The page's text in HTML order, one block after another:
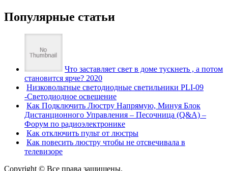
Популярные статьи
Что заставляет свет в доме тускнеть , а потом
становится ярче? 2020
Низковольтные светодиодные светильники PLI-09
-Светодиодное освещение
Как Подключить Люстру Напрямую, Минуя Блок
Дистанционного Управления – Песочница (Q&A) –
Форум по радиоэлектронике
Как отключить пульт от люстры
Как повесить люстру чтобы не отсвечивала в
телевизоре
Copyright © Все права защищены.